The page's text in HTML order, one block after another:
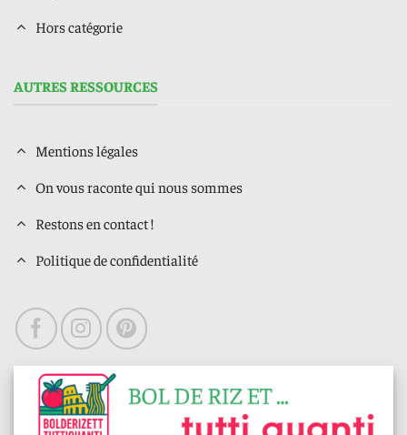
Hors catégorie
AUTRES RESSOURCES
Mentions légales
On vous raconte qui nous sommes
Restons en contact !
Politique de confidentialité